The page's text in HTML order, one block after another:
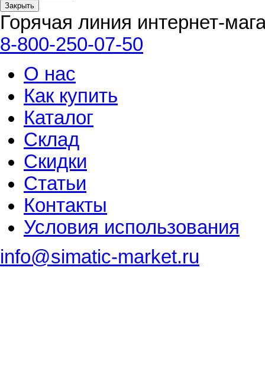
Закрыть
Горячая линия интернет-
8-800-250-07-50
О нас
Как купить
Каталог
Склад
Скидки
Статьи
Контакты
Условия использования
info@simatic-market.ru